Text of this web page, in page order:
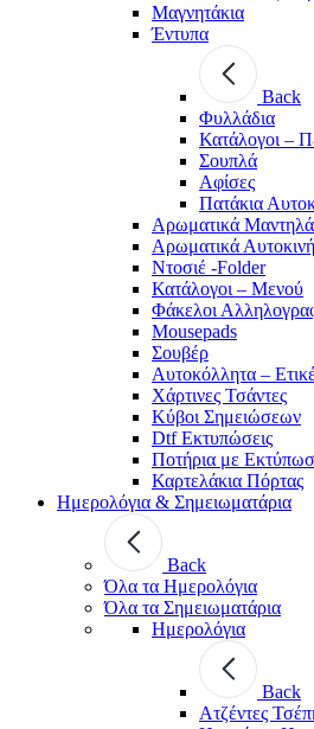
Μαγνητάκια
Έντυπα
Back
Φυλλάδια
Κατάλογοι –
Σουπλά
Αφίσες
Πατάκια
Αρωματικά
Αρωματικά
Ντοσιέ -Folder
Κατάλογοι – Μενού
Φάκελοι
Mousepads
Σουβέρ
Αυτοκόλλητα –
Χάρτινες Τσάντες
Κύβοι Σημειώσεων
Dtf Εκτυπώσεις
Ποτήρια με
Καρτελάκια Πόρτας
Ημερολόγια & Σημειωματάρια
Back
Όλα τα Ημερολόγια
Όλα τα Σημειωματάρια
Ημερολόγια
Back
Ατζέντες